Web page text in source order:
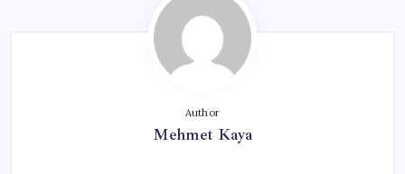
Author
Mehmet Kaya